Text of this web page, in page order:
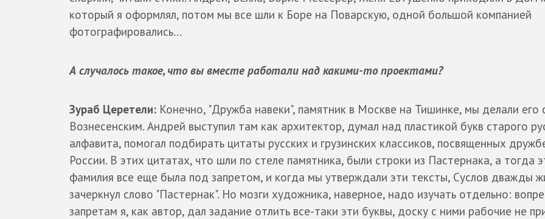
который я оформлял, потом мы все шли к Боре на Поварскую, одной большой компанией
фотографировались...
А случалось такое, что вы вместе работали над какими-то проектами?
Зураб Церетели: Конечно, "Дружба навеки", памятник в Москве на Тишинке, мы делали его
Вознесенским. Андрей выступил там как архитектор, думал над пластикой букв старого
алфавита, помогал подбирать цитаты русских и грузинских классиков, посвященных
России. В этих цитатах, что шли по стеле памятника, были строки из Пастернака, а тогда
фамилия все еще была под запретом, и когда мы утверждали эти тексты, Суслов дважды
зачеркнул слово "Пастернак". Но мозги художника, наверное, надо изучать отдельно:
запретам я, как автор, дал задание отлить все-таки эти буквы, доску с ними рабочие не